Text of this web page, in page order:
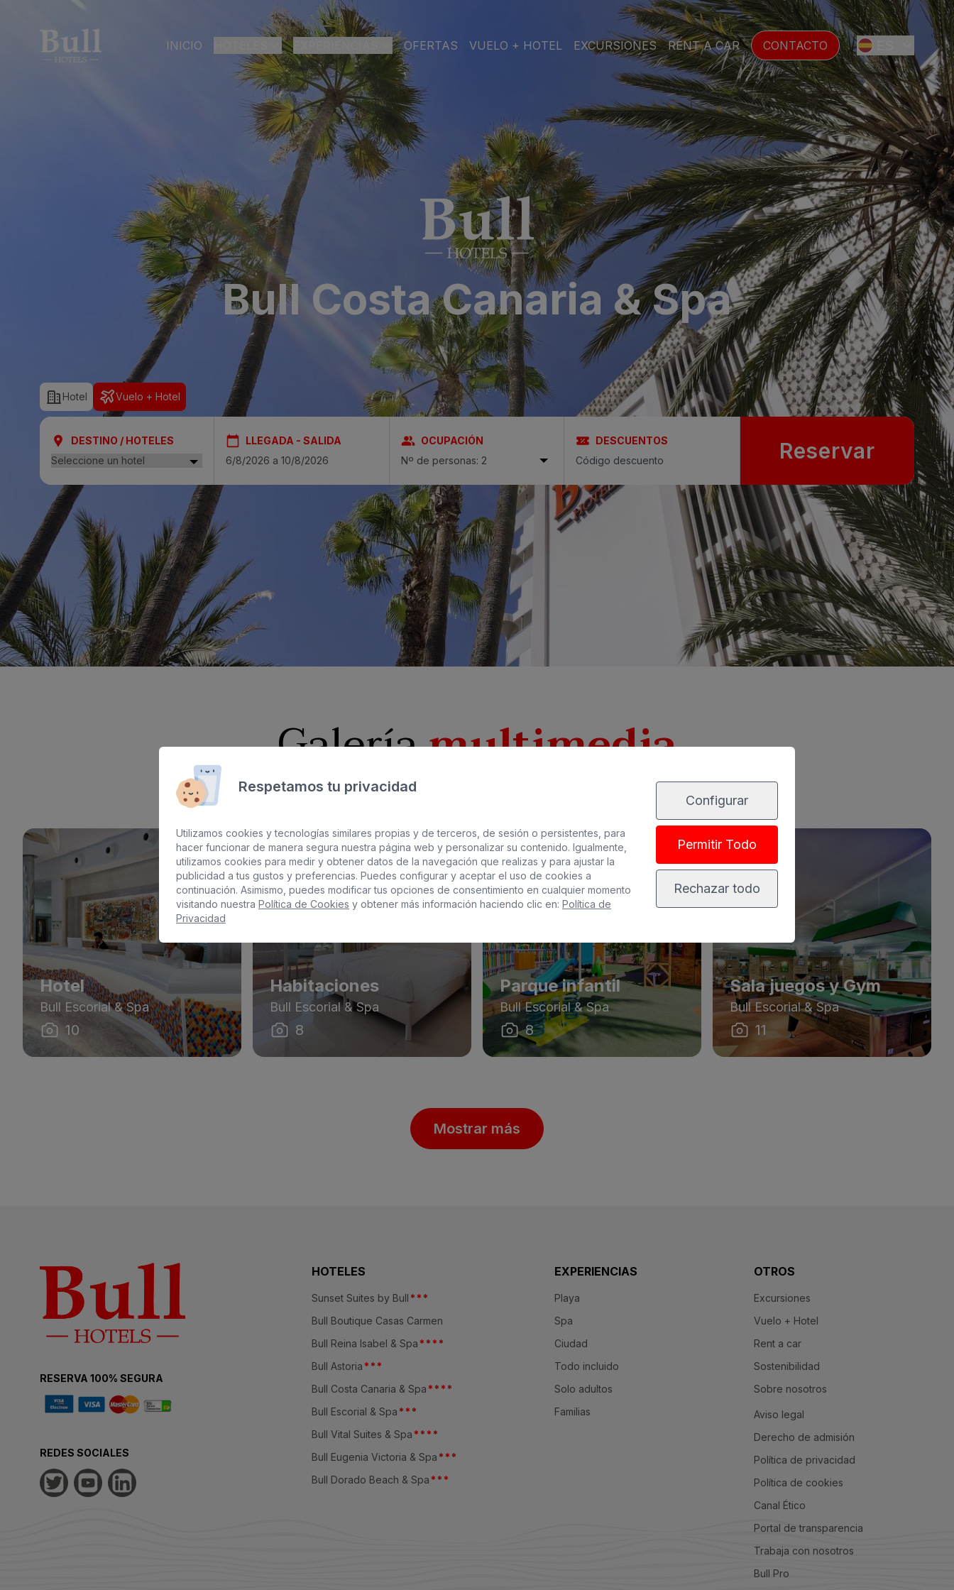
INICIO
LAS PALMAS DE GRAN CANARIA
Bull Astoria
Bull Reina Isabel & Spa
ARGUINEGUÍN
Bull Dorado Beach & Spa
PLAYA DEL INGLÉS
Bull Eugenia Victoria & Spa
Bull Vital Suites & Spa
Bull Escorial & Spa
Bull Boutique Casas Carmen
SAN AGUSTÍN
Bull Costa Canaria & Spa
PUERTO RICO
Sunset Suites by Bull
PLAYA CIUDAD
ADULTOS
FAMILIAS
OFERTAS VUELO + HOTEL EXCURSIONES RENT A CAR CONTACTO
EN
FR
DE
SE
NL
Bull Costa Canaria & Spa
Hotel Vuelo + Hotel
DESTINO / HOTELES LLEGADA - SALIDA
OCUPACIÓN
Nº de personas: 2
DESCUENTOS Reservar
Galeríamultimedia
Hotel
Bull Escorial & Spa
10
Habitaciones
Bull Escorial & Spa
8
Parque infantil
Bull Escorial & Spa
8
Sala juegos y Gym
Bull Escorial & Spa
11
Mostrar más
RESERVA 100% SEGURA
REDES SOCIALES
HOTELES
Sunset Suites by Bull * * *
Bull Boutique Casas Carmen
Bull Reina Isabel & Spa * * * *
Bull Astoria * * *
Bull Costa Canaria & Spa * * * *
Bull Escorial & Spa * * *
Bull Vital Suites & Spa * * * *
Bull Eugenia Victoria & Spa * * *
Bull Dorado Beach & Spa * * *
EXPERIENCIAS
Playa
Spa
Ciudad
Todo incluido
Solo adultos
Familias
OTROS
Excursiones
Vuelo + Hotel
Rent a car
Sostenibilidad
Sobre nosotros
Aviso legal
Derecho de admisión
Política de privacidad
Política de cookies
Canal Ético
Portal de transparencia
Trabaja con nosotros
Bull Pro
Respetamos tu privacidad
Utilizamos cookies y tecnologías similares propias y de terceros, de sesión o persistentes, para
hacer funcionar de manera segura nuestra página web y personalizar su contenido. Igualmente,
utilizamos cookies para medir y obtener datos de la navegación que realizas y para ajustar la
publicidad a tus gustos y preferencias. Puedes configurar y aceptar el uso de cookies a
continuación. Asimismo, puedes modificar tus opciones de consentimiento en cualquier momento
visitando nuestra Política de Cookies y obtener más información haciendo clic en: Política de
Privacidad
Configurar
Permitir Todo
Rechazar todo